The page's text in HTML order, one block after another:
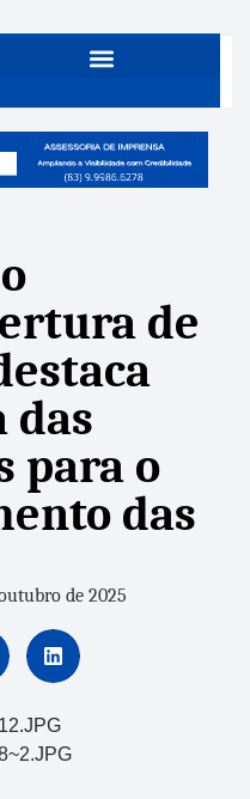
de
das
para o
das
de 2025